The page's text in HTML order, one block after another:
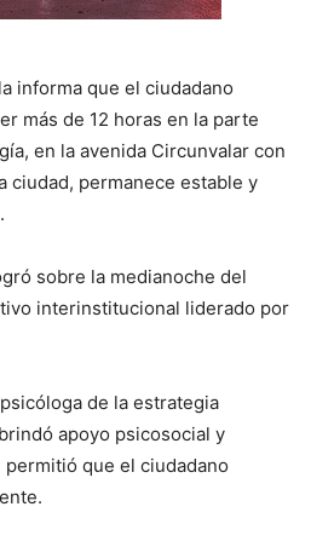
informa que el ciudadano
más de 12 horas en la parte
en la avenida Circunvalar con
ciudad, permanece estable y
sobre la medianoche del
interinstitucional liderado por
de la estrategia
apoyo psicosocial y
que el ciudadano